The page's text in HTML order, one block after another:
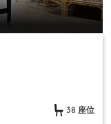
38 座位